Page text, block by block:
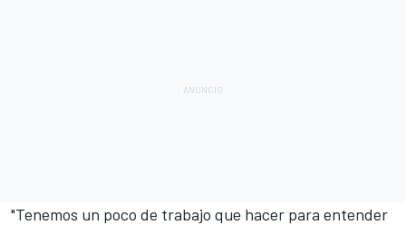
"Tenemos un poco de trabajo que hacer para entender